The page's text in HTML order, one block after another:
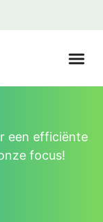
een efficiënte
focus!